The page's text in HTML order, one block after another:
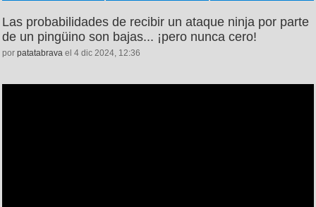
Las probabilidades de recibir un ataque ninja por parte
de un pingüino son bajas... ¡pero nunca cero!
por patatabrava el 4 dic 2024, 12:36